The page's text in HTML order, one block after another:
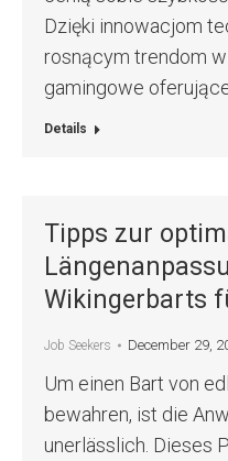
Dzięki innowacjom
rosnącym trendom
gamingowe
Details
Tipps zur
Wikingerbarts
Job Seekers December 29,
Um einen Bart von
bewahren, ist die
unerlässlich. Dieses